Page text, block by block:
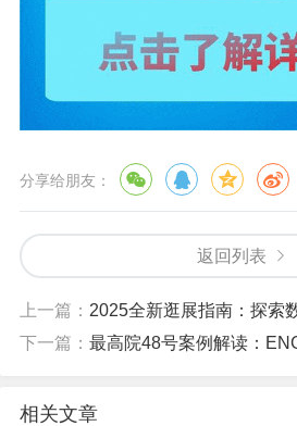
分享给朋友：
返回列表
上一篇： 2025全新逛展指南：探索数字
下一篇： 最高院48号案例解读：ENG格式
相关文章